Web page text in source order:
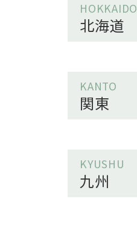
HOKKAIDO
北海道
KANTO
関東
KYUSHU
九州